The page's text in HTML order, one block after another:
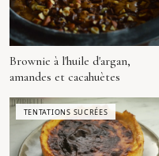
Brownie à l'huile d'argan,
amandes et cacahuètes
TENTATIONS SUCRÉES